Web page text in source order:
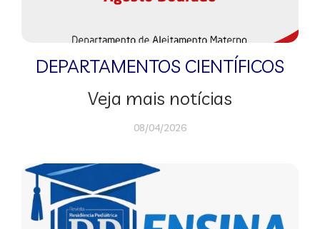
DEPARTAMENTOS CIENTÍFICOS
Veja mais notícias
08/04/2026